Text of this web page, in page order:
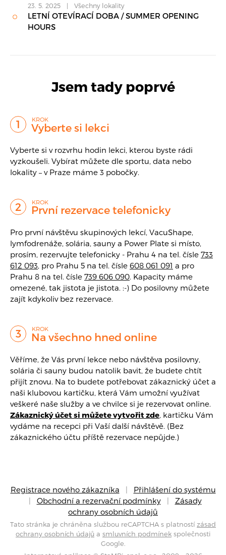
23. 5. 2025 | Všechny lokality
LETNÍ OTEVÍRACÍ DOBA / SUMMER OPENING
HOURS
Jsem tady poprvé
Vyberte si lekci
Vyberte si v rozvrhu hodin lekci, kterou byste rádi
vyzkoušeli. Vybírat můžete dle sportu, data nebo
lokality – v Praze máme 3 pobočky.
První rezervace telefonicky
Pro první návštěvu skupinových lekcí, VacuShape,
lymfodrenáže, solária, sauny a Power Plate si místo,
prosím, rezervujte telefonicky - Prahu 4 na tel. čísle 733
612 093, pro Prahu 5 na tel. čísle 608 061 091 a pro
Prahu 8 na tel. čísle 739 606 090. Kapacity máme
omezené, tak jistota je jistota. :-) Do posilovny můžete
zajít kdykoliv bez rezervace.
Na všechno hned online
Věříme, že Vás první lekce nebo návštěva posilovny,
solária či sauny budou natolik bavit, že budete chtít
přijít znovu. Na to budete potřebovat zákaznický účet a
naši klubovou kartičku, která Vám umožní využívat
veškeré naše služby a ve chvilce si je rezervovat online.
Zákaznický účet si můžete vytvořit zde, kartičku Vám
vydáme na recepci při Vaší další návštěvě. (Bez
zákaznického účtu příště rezervace nepůjde.)
Registrace nového zákazníka | Přihlášení do systému
| Obchodní a rezervační podmínky| Zásady
ochrany osobních údajů
Tato stránka je chráněna službou reCAPTCHA s platnostízásad
ochrany osobních údajů a smluvních podmínek společnosti
Google.